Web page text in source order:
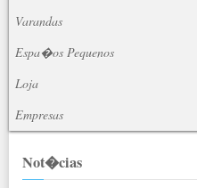
Varandas
Espa�os Pequenos
Loja
Empresas
Not�cias